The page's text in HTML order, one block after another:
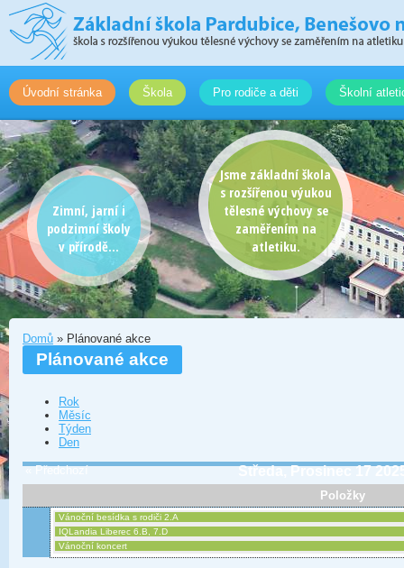
Úvodní stránka Škola Pro rodiče a děti Školní
Zimní, jarní i
podzimní školy
v přírodě...
Jsme základní škola
s rozšířenou výukou
tělesné výchovy se
zaměřením na
atletiku.
Domů » Plánované akce
Plánované akce
Rok
Měsíc
Týden
Den
« Předchozí Středa, Prosinec 17
Položky
Vánoční besídka s rodiči 2.A
IQLandia Liberec 6.B, 7.D
Vánoční koncert